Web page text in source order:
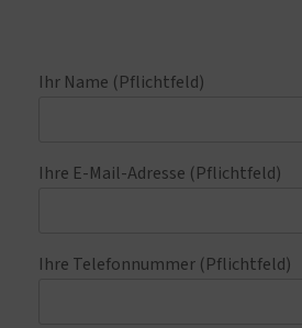
Ihr Name (Pflichtfeld)
Ihre E-Mail-Adresse (Pflichtfeld)
Ihre Telefonnummer (Pflichtfeld)